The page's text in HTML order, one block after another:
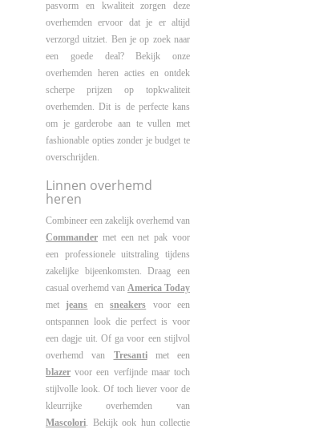
pasvorm en kwaliteit zorgen deze
overhemden ervoor dat je er altijd
verzorgd uitziet. Ben je op zoek naar
een goede deal? Bekijk onze
overhemden heren acties en ontdek
scherpe prijzen op topkwaliteit
overhemden. Dit is de perfecte kans
om je garderobe aan te vullen met
fashionable opties zonder je budget te
overschrijden.
Linnen overhemd
heren
Combineer een zakelijk overhemd van
Commander met een net pak voor
een professionele uitstraling tijdens
zakelijke bijeenkomsten. Draag een
casual overhemd van America Today
met jeans ensneakers voor een
ontspannen look die perfect is voor
een dagje uit. Of ga voor een stijlvol
overhemd van Tresantimet een
blazer voor een verfijnde maar toch
stijlvolle look. Of toch liever voor de
kleurrijke overhemden van
Mascolori . Bekijk ook hun collectie